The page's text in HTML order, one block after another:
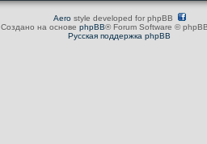
Aerostyle developed for phpBB
Создано на основе phpBB® Forum Software ©
Русская поддержка phpBB